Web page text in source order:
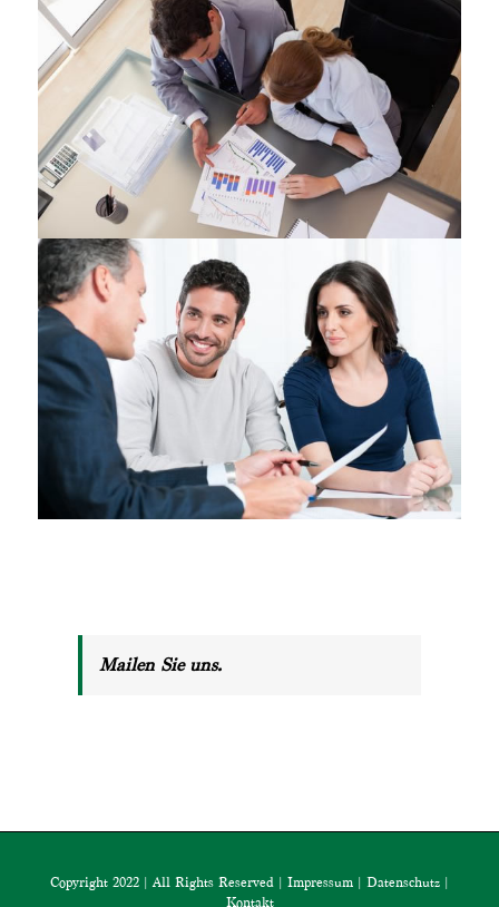
Mailen Sie uns.
Copyright 2022 | All Rights Reserved | Impressum | Datenschutz |
Kontakt